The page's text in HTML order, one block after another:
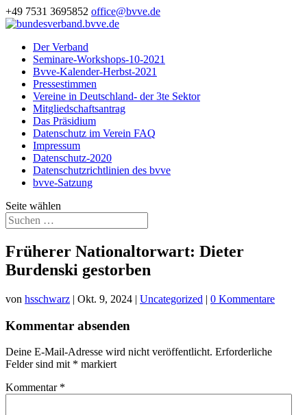
+49 7531 3695852 office@bvve.de
Der Verband
Seminare-Workshops-10-2021
Bvve-Kalender-Herbst-2021
Pressestimmen
Vereine in Deutschland- der 3te Sektor
Mitgliedschaftsantrag
Das Präsidium
Datenschutz im Verein FAQ
Impressum
Datenschutz-2020
Datenschutzrichtlinien des bvve
bvve-Satzung
Seite wählen
Früherer Nationaltorwart: Dieter
Burdenski gestorben
von hsschwarz | Okt. 9, 2024 | Uncategorized | 0 Kommentare
Kommentar absenden
Deine E-Mail-Adresse wird nicht veröffentlicht. Erforderliche
Felder sind mit * markiert
Kommentar *